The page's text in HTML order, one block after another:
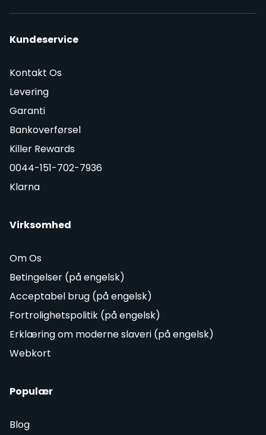
Kundeservice
Kontakt Os
Levering
Garanti
Bankoverførsel
Killer Rewards
0044-151-702-7936
Klarna
Virksomhed
Om Os
Betingelser (på engelsk)
Acceptabel brug (på engelsk)
Fortrolighetspolitik (på engelsk)
Erklæring om moderne slaveri (på engelsk)
Webkort
Populær
Blog